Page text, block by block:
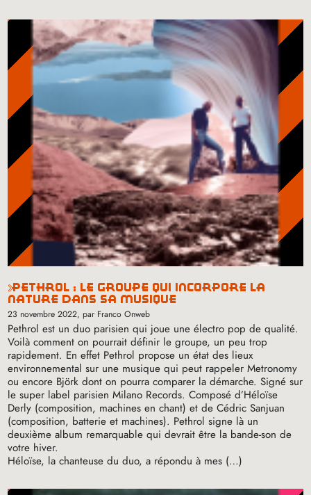
pethrol : le groupe qui incorpore la
nature dans sa musique
23 novembre 2022, par Franco Onweb
Pethrol est un duo parisien qui joue une électro pop de qualité.
Voilà comment on pourrait définir le groupe, un peu trop
rapidement. En effet Pethrol propose un état des lieux
environnemental sur une musique qui peut rappeler Metronomy
ou encore Björk dont on pourra comparer la démarche. Signé sur
le super label parisien Milano Records. Composé d’Héloïse
Derly (composition, machines en chant) et de Cédric Sanjuan
(composition, batterie et machines). Pethrol signe là un
deuxième album remarquable qui devrait être la bande-son de
votre hiver.
Héloïse, la chanteuse du duo, a répondu à mes (…)